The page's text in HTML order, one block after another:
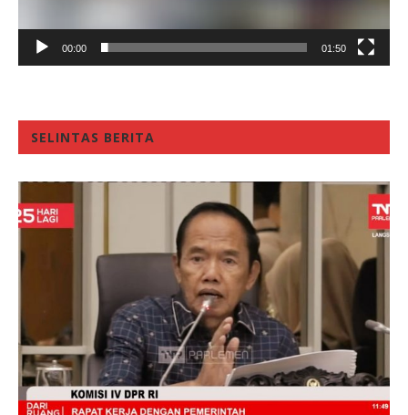
00:00 01:50
SELINTAS BERITA